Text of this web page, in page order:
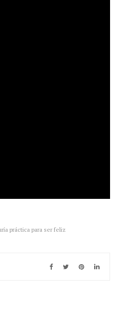
práctica para ser feliz